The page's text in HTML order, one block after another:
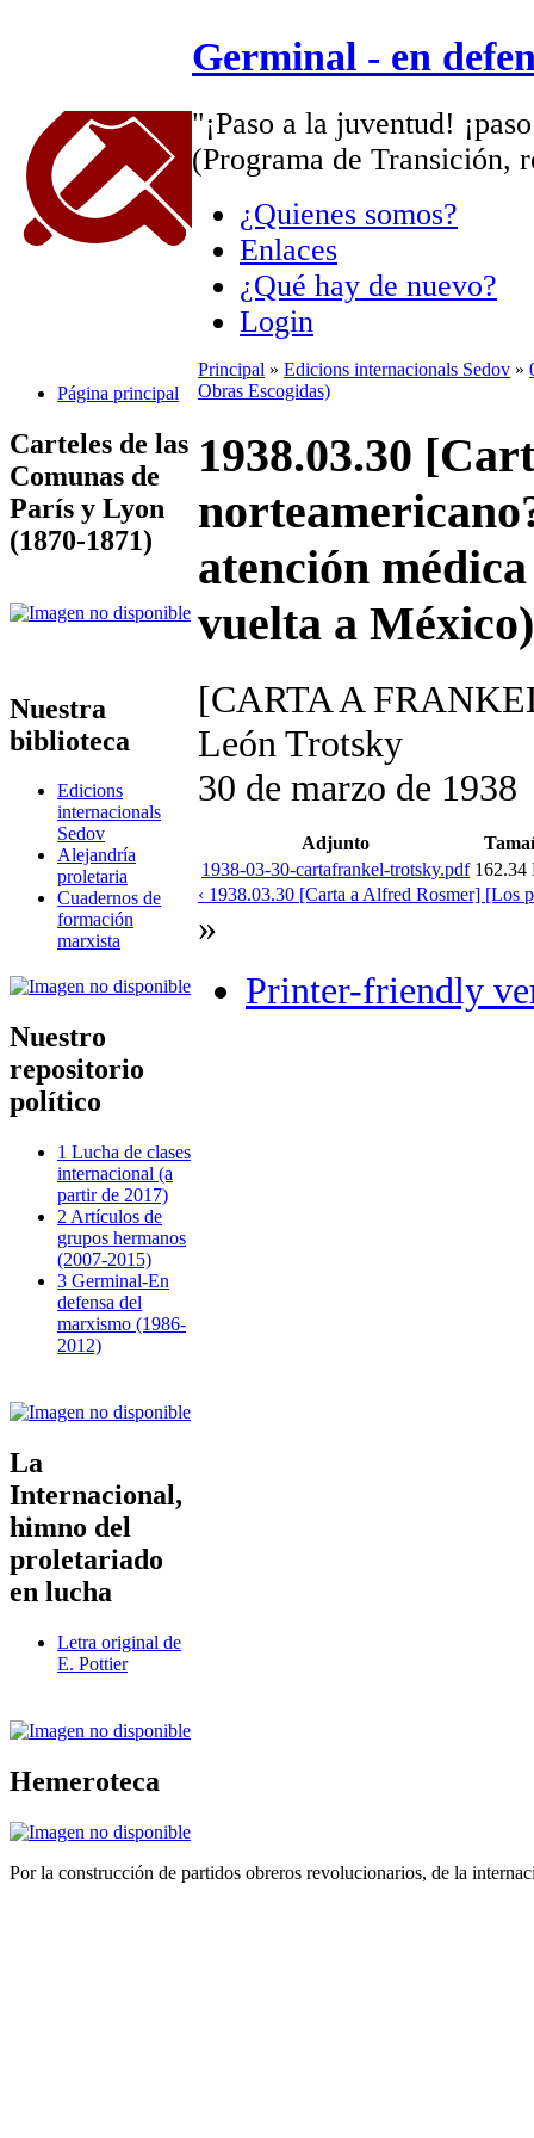
Germinal - en
"¡Paso a la juventud!
(Programa de Transición,
¿Quienes somos?
Enlaces
¿Qué hay de nuevo?
Login
Página principal
Carteles de las
Comunas de
París y Lyon
(1870-1871)
Nuestra
biblioteca
Edicions
internacionals
Sedov
Alejandría
proletaria
Cuadernos de
formación
marxista
Nuestro
repositorio
político
1 Lucha de clases
internacional (a
partir de 2017)
2 Artículos de
grupos hermanos
(2007-2015)
3 Germinal-En
defensa del
marxismo (1986-
2012)
La
Internacional,
himno del
proletariado
en lucha
Letra original de
E. Pottier
Hemeroteca
Principal » Edicions internacionals Sedov »
Obras Escogidas)
1938.03.30
atención
vuelta a México)
[CARTA A
León Trotsky
30 de marzo de 1938
Adjunto
1938-03-30-cartafrankel-trotsky.pdf 162.34
‹ 1938.03.30 [Carta a Alfred Rosmer] [Los
»
Printer-friendly
Por la construcción de partidos obreros revolucionarios, de la